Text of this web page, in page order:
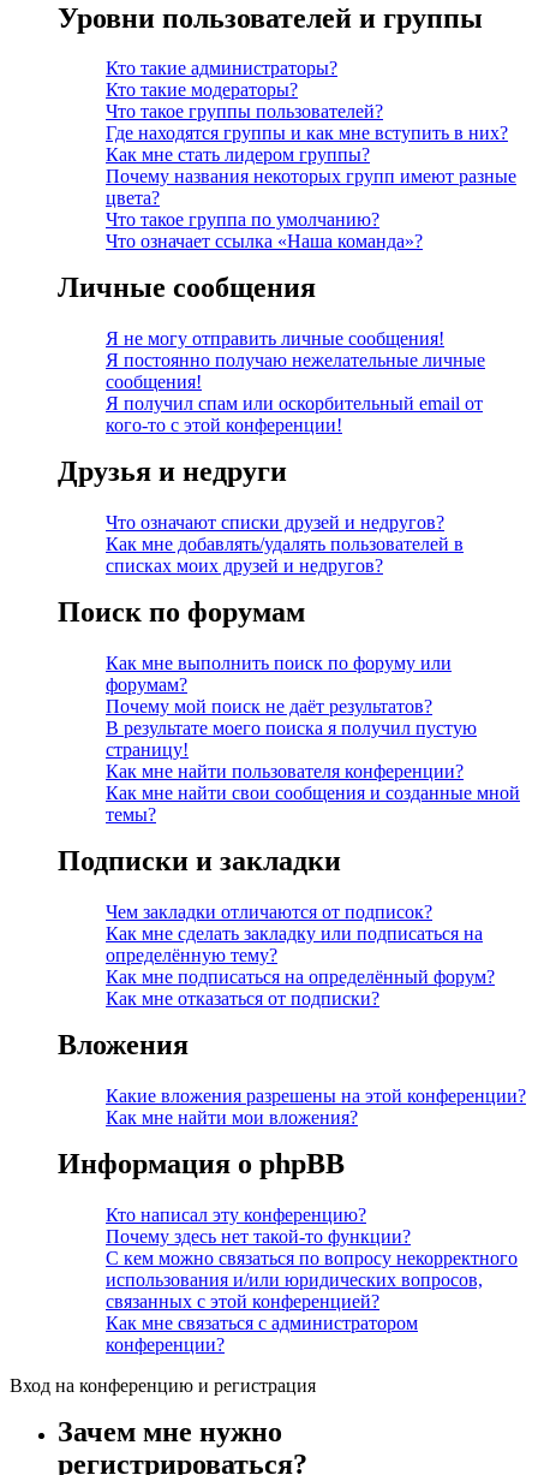
Уровни пользователей и группы
Кто такие администраторы?
Кто такие модераторы?
Что такое группы пользователей?
Где находятся группы и как мне вступить в них?
Как мне стать лидером группы?
Почему названия некоторых групп имеют разные
цвета?
Что такое группа по умолчанию?
Что означает ссылка «Наша команда»?
Личные сообщения
Я не могу отправить личные сообщения!
Я постоянно получаю нежелательные личные
сообщения!
Я получил спам или оскорбительный email от
кого-то с этой конференции!
Друзья и недруги
Что означают списки друзей и недругов?
Как мне добавлять/удалять пользователей в
списках моих друзей и недругов?
Поиск по форумам
Как мне выполнить поиск по форуму или
форумам?
Почему мой поиск не даёт результатов?
В результате моего поиска я получил пустую
страницу!
Как мне найти пользователя конференции?
Как мне найти свои сообщения и созданные мной
темы?
Подписки и закладки
Чем закладки отличаются от подписок?
Как мне сделать закладку или подписаться на
определённую тему?
Как мне подписаться на определённый форум?
Как мне отказаться от подписки?
Вложения
Какие вложения разрешены на этой конференции?
Как мне найти мои вложения?
Информация о phpBB
Кто написал эту конференцию?
Почему здесь нет такой-то функции?
С кем можно связаться по вопросу некорректного
использования и/или юридических вопросов,
связанных с этой конференцией?
Как мне связаться с администратором
конференции?
Вход на конференцию и регистрация
Зачем мне нужно
регистрироваться?